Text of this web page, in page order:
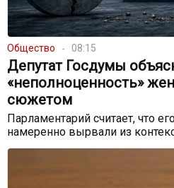
Общество 08:15
Депутат Госдумы
«неполноценность»
сюжетом
Парламентарий считает, что
намеренно вырвали из